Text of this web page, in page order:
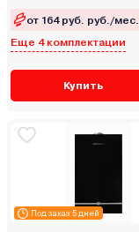
от 164 руб. руб./мес.
Еще 4 комплектации
Купить
Под заказ 5 дней